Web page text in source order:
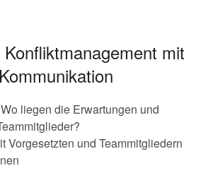
mit
Wo liegen die Erwartungen und
Vorgesetzten und Teammitgliedern